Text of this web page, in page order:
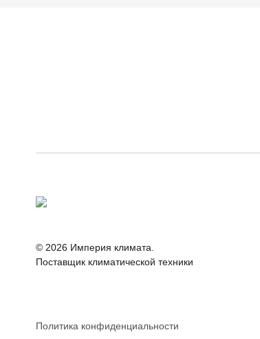
© 2026 Империя климата.
Поставщик климатической техники
Политика конфиденциальности